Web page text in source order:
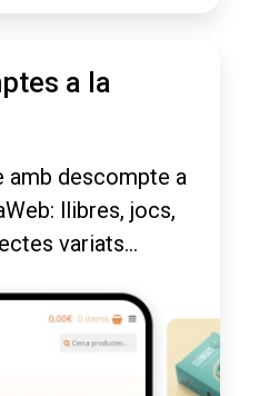
a la
amb descompte a
llibres, jocs,
variats...